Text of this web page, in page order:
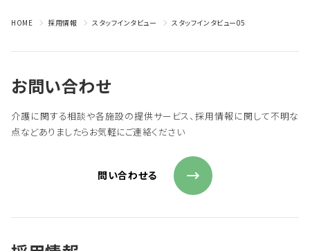
HOME 採用情報 スタッフインタビュー スタッフインタビュー05
お問い合わせ
介護に関する相談や各施設の提供サービス、採用情報に関して不明な
点などありましたらお気軽にご連絡ください
問い合わせる